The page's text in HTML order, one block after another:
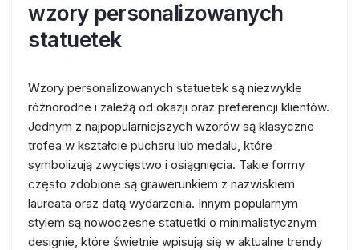
wzory personalizowanych
statuetek
Wzory personalizowanych statuetek są niezwykle
różnorodne i zależą od okazji oraz preferencji klientów.
Jednym z najpopularniejszych wzorów są klasyczne
trofea w kształcie pucharu lub medalu, które
symbolizują zwycięstwo i osiągnięcia. Takie formy
często zdobione są grawerunkiem z nazwiskiem
laureata oraz datą wydarzenia. Innym popularnym
stylem są nowoczesne statuetki o minimalistycznym
designie, które świetnie wpisują się w aktualne trendy